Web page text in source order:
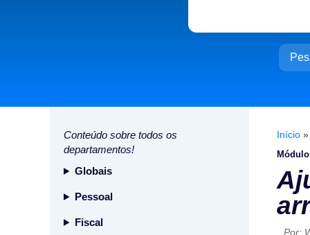
Conteúdo sobre todos os
departamentos!
Globais
Pessoal
Fiscal
Início
Por: